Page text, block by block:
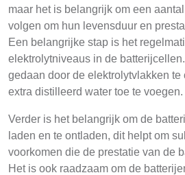
maar het is belangrijk om een
volgen om hun levensduur en
Een belangrijke stap is het
elektrolytniveaus in de
gedaan door de elektrolytvlakken
extra distilleerd water toe te voegen.
Verder is het belangrijk om de
laden en te ontladen, dit helpt om
voorkomen die de prestatie van de
Het is ook raadzaam om de